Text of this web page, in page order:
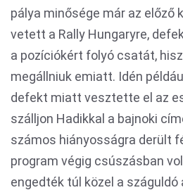
pálya minősége már az előző
vetett a Rally Hungaryre,
a pozíciókért folyó csatát,
megállniuk emiatt. Idén
defekt miatt vesztette el az
szálljon Hadikkal a bajnoki
számos hiányosságra derült
program végig csúszásban
engedték túl közel a száguldó